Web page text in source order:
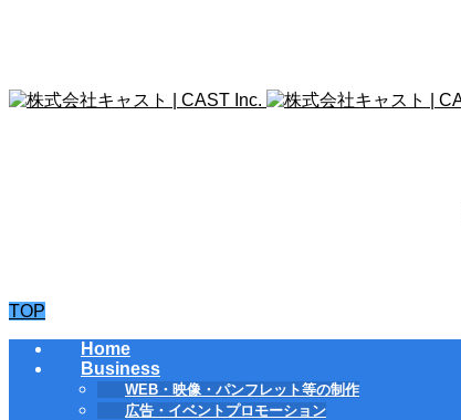
TOP
Home
Business
WEB・映像・パンフレット等の制作
広告・イベントプロモーション